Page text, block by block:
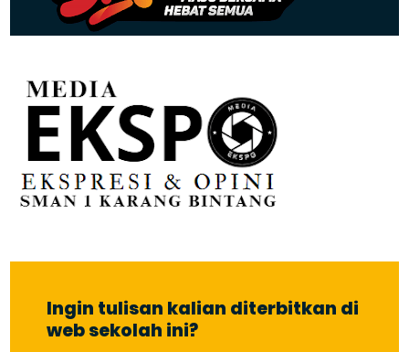
Ingin tulisan kalian diterbitkan di
web sekolah ini?